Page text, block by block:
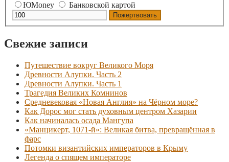
ЮMoney
Банковской картой
Свежие записи
Путешествие вокруг Великого Моря
Древности Алупки. Часть 2
Древности Алупки. Часть 1
Трагедия Великих Комнинов
Средневековая «Новая Англия» на Чёрном море?
Как Дорос мог стать духовным центром Хазарии
Как начиналась осада Мангупа
«Манцикерт, 1071-й»: Великая битва, превращённая в
фарс
Потомки византийских императоров в Крыму
Легенда о спящем императоре